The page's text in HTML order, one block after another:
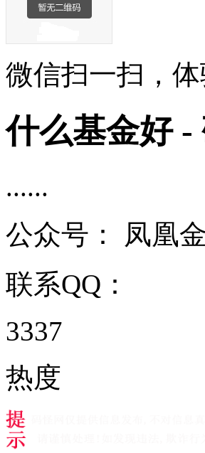
微信扫一扫，
什么基金好 -
......
公众号： 凤凰
联系QQ：
3337
热度